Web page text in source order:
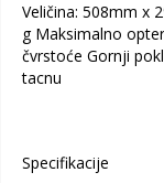
Veličina: 508mm x
g Maksimalno
čvrstoće Gornji
tacnu
Specifikacije